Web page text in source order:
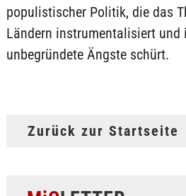
populistischer Politik, die das
Ländern instrumentalisiert und
unbegründete Ängste schürt.
Zurück zur Startseite